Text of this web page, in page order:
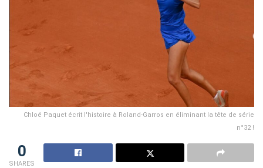
Chloé Paquet écrit l'histoire à Roland-Garros en éliminant la tête de série
n°32 !
0
SHARES